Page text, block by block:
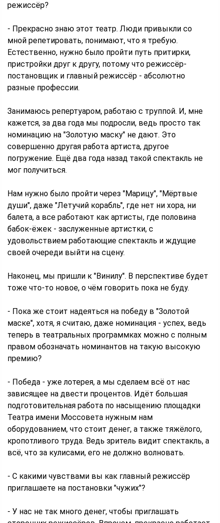
режиссёр?
- Прекрасно знаю этот театр. Люди привыкли со
мной репетировать, понимают, что я требую.
Естественно, нужно было пройти путь притирки,
пристройки друг к другу, потому что режиссёр-
постановщик и главный режиссёр - абсолютно
разные профессии.
Занимаюсь репертуаром, работаю с труппой. И, мне
кажется, за два года мы подросли, ведь просто так
номинацию на "Золотую маску" не дают. Это
совершенно другая работа артиста, другое
погружение. Ещё два года назад такой спектакль не
мог получиться.
Нам нужно было пройти через "Марицу", "Мёртвые
души", даже "Летучий корабль", где нет ни хора, ни
балета, а все работают как артисты, где половина
бабок-ёжек - заслуженные артистки, с
удовольствием работающие спектакль и ждущие
своей очереди выйти на сцену.
Наконец, мы пришли к "Винилу". В перспективе будет
тоже что-то новое, о чём говорить пока не буду.
- Пока же стоит надеяться на победу в "Золотой
маске", хотя, я считаю, даже номинация - успех, ведь
теперь в театральных программках можно с полным
правом обозначать номинантов на такую высокую
премию?
- Победа - уже лотерея, а мы сделаем всё от нас
зависящее на двести процентов. Идёт большая
подготовительная работа по насыщению площадки
Театра имени Моссовета нужным нам
оборудованием, что стоит денег, а также тяжёлого,
кропотливого труда. Ведь зритель видит спектакль, а
всё, что за кулисами, его не должно волновать.
- С какими чувствами вы как главный режиссёр
приглашаете на постановки "чужих"?
- У нас не так много денег, чтобы приглашать